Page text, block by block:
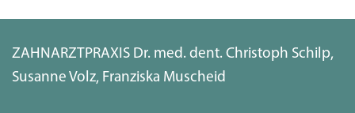
ZAHNARZTPRAXIS Dr. med. dent. Christoph Schilp,
Susanne Volz, Franziska Muscheid